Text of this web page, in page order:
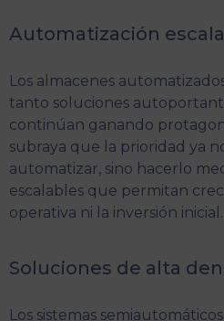
Automatización
Los almacenes
tanto soluciones
continúan ganando
subraya que la prioridad ya
automatizar, sino hacerlo
escalables que permitan
operativa ni la inversión inicial.
Soluciones de alta
Los sistemas